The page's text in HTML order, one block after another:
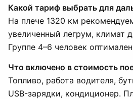
Какой тариф выбрать для
На плече 1320 км
увеличенный легрум, климат
Группе 4–6 человек
Что включено в стоимость
Топливо, работа водителя,
USB-зарядки, кондиционер.